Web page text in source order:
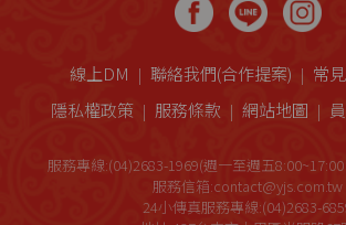
線上DM 聯絡我們(合作提案)
常
隱私權政策
服務條款 網站地圖
服務專線:(04)2683-1969(週一至週五
服務信箱:contact@yjs.com.tw
24小傳真服務專線:(04)2683-